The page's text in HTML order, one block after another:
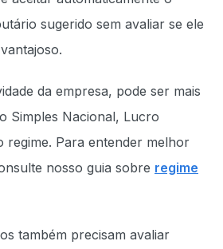
sugerido sem avaliar se ele
da empresa, pode ser mais
Simples Nacional, Lucro
regime. Para entender melhor
nosso guia sobre regime
também precisam avaliar